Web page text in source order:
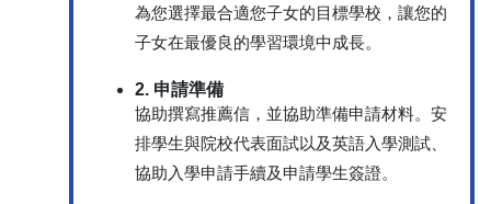
為您選擇最合適您子女的目標學校，讓您的
子女在最優良的學習環境中成長。
2. 申請準備
協助撰寫推薦信，並協助準備申請材料。安
排學生與院校代表面試以及英語入學測試、
協助入學申請手續及申請學生簽證。